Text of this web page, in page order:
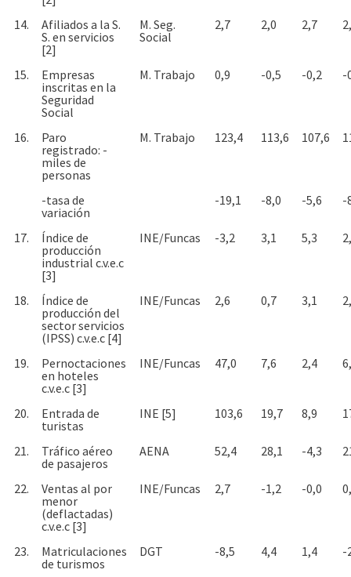
14.
Afiliados a la S.
S. en servicios
[2]
M. Seg.
Social
2,7 2,0 2,7
15.
Empresas
inscritas en la
Seguridad
Social
M. Trabajo 0,9 -0,5 -0,2 -
16.
Paro
registrado: -
miles de
personas
M. Trabajo 123,4 113,6 107,6
-tasa de
variación
-19,1 -8,0 -5,6 -
17.
Índice de
producción
industrial c.v.e.c
[3]
INE/Funcas -3,2 3,1 5,3
18.
Índice de
producción del
sector servicios
(IPSS) c.v.e.c [4]
INE/Funcas 2,6 0,7 3,1
19.
Pernoctaciones
en hoteles
c.v.e.c [3]
INE/Funcas 47,0 7,6 2,4
20.
Entrada de
turistas
INE [5] 103,6 19,7 8,9
21.
Tráfico aéreo
de pasajeros
AENA 52,4 28,1 -4,3
22.
Ventas al por
menor
(deflactadas)
c.v.e.c [3]
INE/Funcas 2,7 -1,2 -0,0
23.
Matriculaciones
de turismos
DGT -8,5 4,4 1,4 -